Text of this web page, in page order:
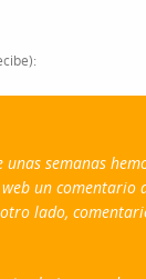
unas semanas
un comentario
lado,